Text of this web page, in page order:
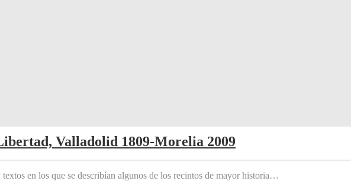
Valladolid 1809-Morelia 2009
en los que se describían algunos de los recintos de mayor historia…